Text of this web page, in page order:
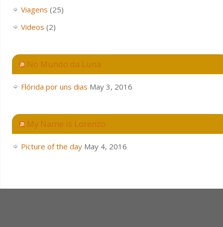
Viagens (25)
Videos (2)
No Mundo da Luna
Flórida por uns dias May 3, 2016
My Name is Lorenzo
Picture of the day May 4, 2016